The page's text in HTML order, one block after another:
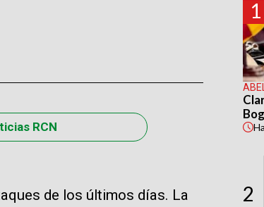
RCN
de los últimos días. La
1
2